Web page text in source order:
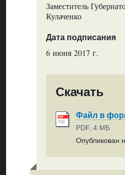
Заместитель
Кулаченко
Дата подписания
6 июня 2017 г.
Скачать
Файл в
PDF, 4 МБ
Опубликован